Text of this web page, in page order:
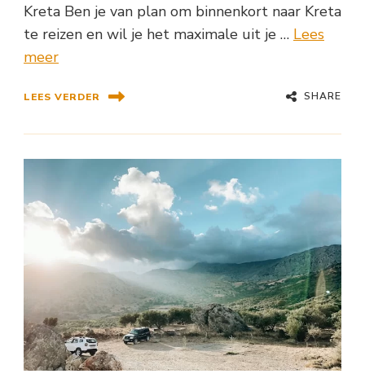
Kreta Ben je van plan om binnenkort naar Kreta
te reizen en wil je het maximale uit je … Lees
meer
LEES VERDER SHARE